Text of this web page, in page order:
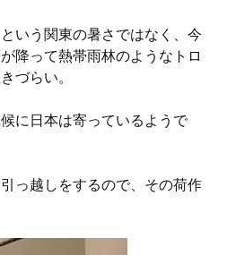
いう関東の暑さではなく、今
降って熱帯雨林のようなトロ
づらい。
に日本は寄っているようで
っ越しをするので、その荷作